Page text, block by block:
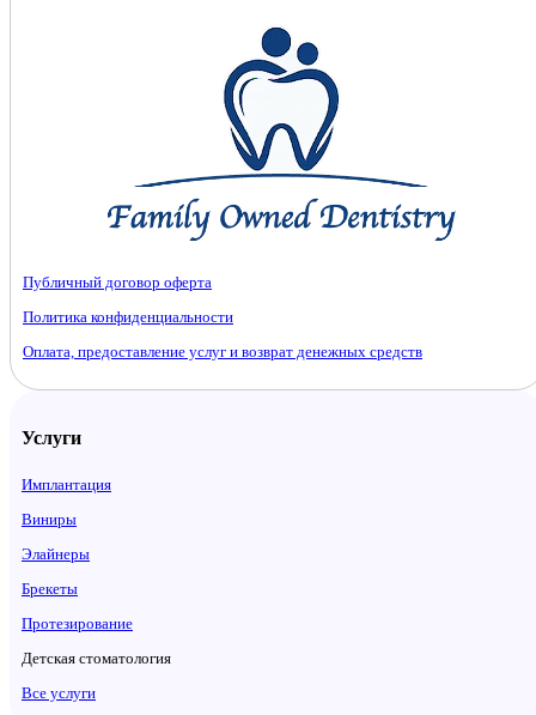
Публичный договор оферта
Политика конфиденциальности
Оплата, предоставление услуг и возврат денежных средств
Услуги
Имплантация
Виниры
Элайнеры
Брекеты
Протезирование
Детская стоматология
Все услуги